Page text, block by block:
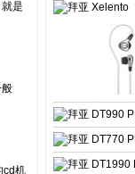
机
拜亚 Xelento
拜亚 DT990
拜亚 DT770
拜亚 DT1990